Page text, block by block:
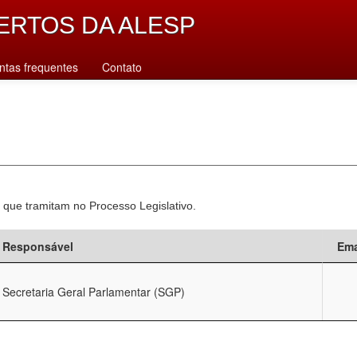
DA ALESP
frequentes Contato
tramitam no Processo Legislativo.
Responsável
Secretaria Geral Parlamentar (SGP)